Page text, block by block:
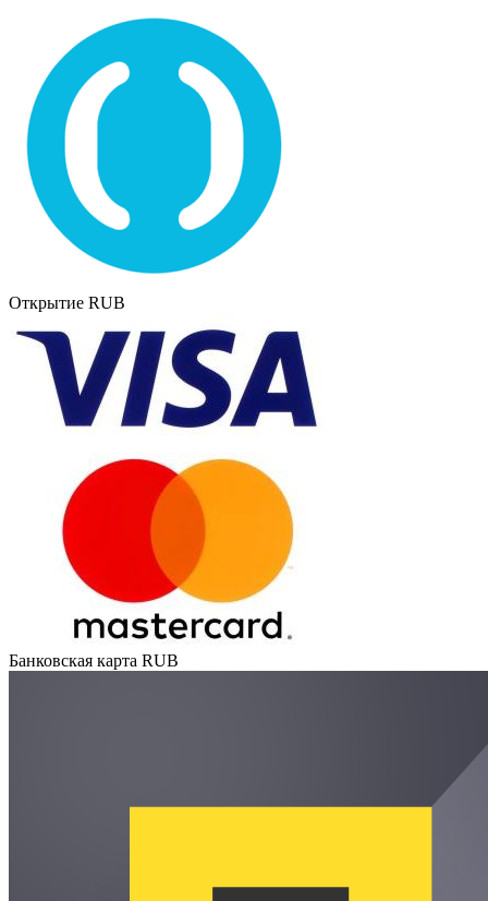
Открытие RUB
Банковская карта RUB